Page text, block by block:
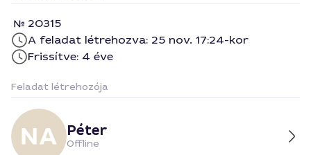
20315
A feladat létrehozva: 25 nov. 17:24-kor
Frissítve: 4 éve
Feladat létrehozója
Péter
Offline